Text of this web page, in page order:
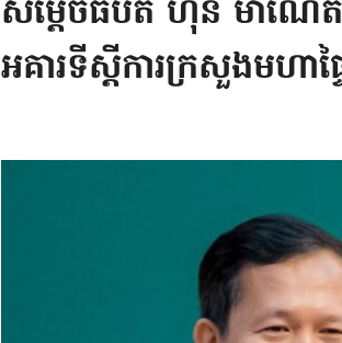
សម្តេចធិបតី ហ៊ុន ម៉ាណែត
អគារទីស្តីការក្រសួងមហាផ្ទ